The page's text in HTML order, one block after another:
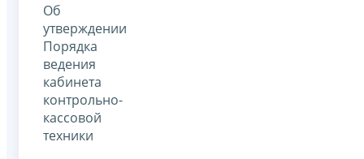
Об
утверждении
Порядка
ведения
кабинета
контрольно-
кассовой
техники